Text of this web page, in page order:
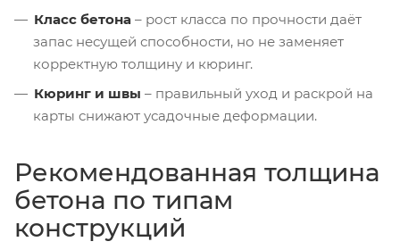
Класс бетона – рост класса по прочности даёт
запас несущей способности, но не заменяет
корректную толщину и кюринг.
Кюринг и швы – правильный уход и раскрой на
карты снижают усадочные деформации.
Рекомендованная толщина
бетона по типам
конструкций